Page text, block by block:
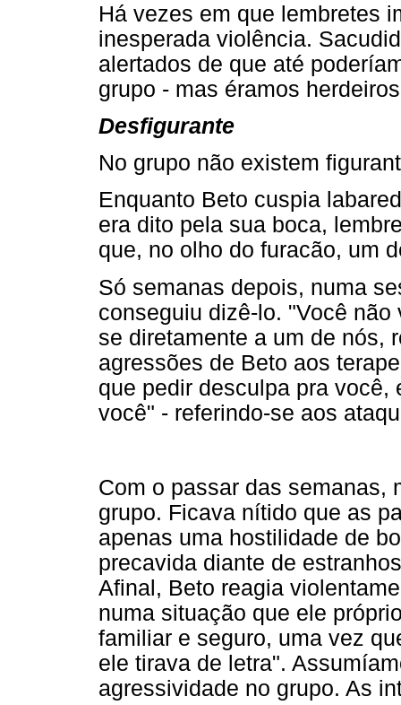
Há vezes em que lembretes
inesperada violência.
alertados de que até
grupo - mas éramos
Desfigurante
No grupo não existem
Enquanto Beto cuspia
era dito pela sua boca,
que, no olho do furacão, um
Só semanas depois, numa
conseguiu dizê-lo. "Você
se diretamente a um de nós,
agressões de Beto aos
que pedir desculpa pra
você" - referindo-se aos
Com o passar das semanas,
grupo. Ficava nítido que as
apenas uma hostilidade de
precavida diante de
Afinal, Beto reagia
numa situação que ele
familiar e seguro, uma vez
ele tirava de letra".
agressividade no grupo. As